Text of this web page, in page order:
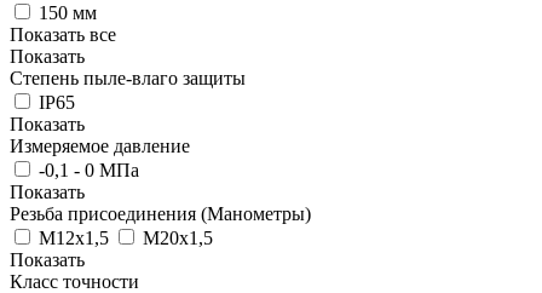
150 мм
Показать все
Показать
Степень пыле-влаго защиты
IP65
Показать
Измеряемое давление
-0,1 - 0 МПа
Показать
Резьба присоединения (Манометры)
М12х1,5
М20х1,5
Показать
Класс точности